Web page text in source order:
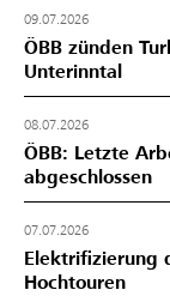
09.07.2026
ÖBB zünden
Unterinntal
08.07.2026
ÖBB: Letzte
abgeschlossen
07.07.2026
Elektrifizierung
Hochtouren